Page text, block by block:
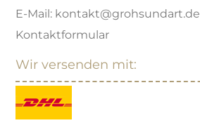
E-Mail: kontakt@grohsundart.de
Kontaktformular
Wir versenden mit: